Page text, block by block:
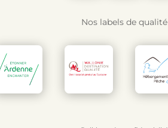
Nos labels de qualité